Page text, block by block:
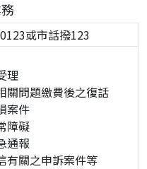
或市話撥123
理
關問題繳費後之復話
案件
障礙
通報
有關之申訴案件等